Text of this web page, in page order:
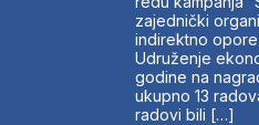
zajednički
indirektno
Udruženje
godine na
ukupno 13
radovi bili […]